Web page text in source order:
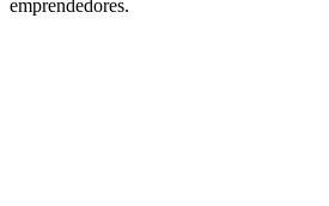
emprendedores.